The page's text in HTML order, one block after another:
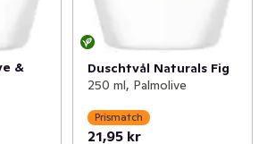
&
Duschtvål Naturals Fig
250 ml, Palmolive
Prismatch
21,95 kr